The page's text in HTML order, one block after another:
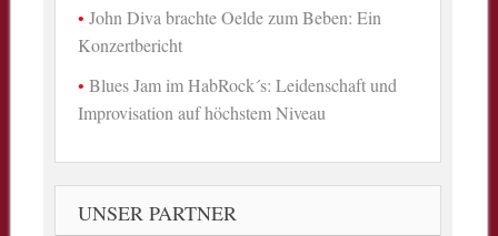
John Diva brachte Oelde zum Beben: Ein
Konzertbericht
Blues Jam im HabRock´s: Leidenschaft und
Improvisation auf höchstem Niveau
UNSER PARTNER